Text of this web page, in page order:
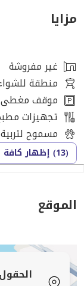
مع نوافذ كبيرة
مفروش وحديقة
مزايا
غير مفروشة
منطقة
موقف مغطى
تجهيزات
مسموح
(13) إظهار كافة وسائل الراحة
الموقع